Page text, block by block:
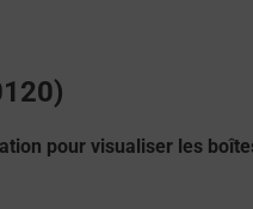
pour visualiser les